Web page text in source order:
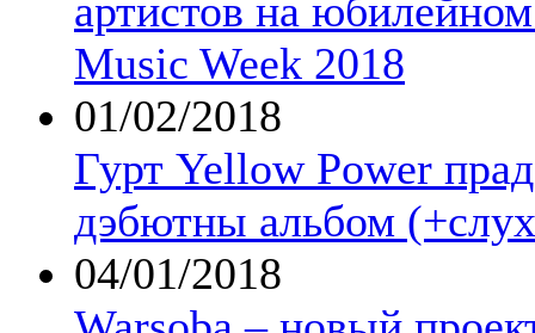
артистов на
Music Week 2018
01/02/2018
Гурт Yellow Power
дэбютны альбом
04/01/2018